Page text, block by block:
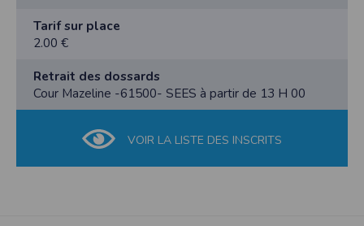
Tarif sur place
2.00 €
Retrait des dossards
Cour Mazeline -61500- SEES à partir de 13 H 00
VOIR LA LISTE DES INSCRITS